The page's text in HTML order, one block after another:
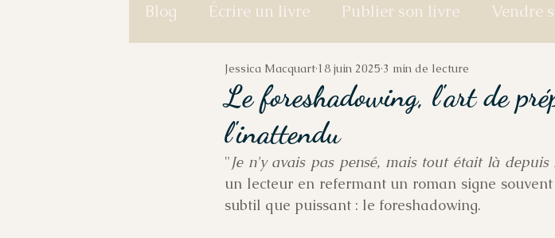
Blog Écrire un livre Publier son livre Vendre
Le foreshadowing, l'art de
l'inattendu
Jessica Macquart 18 juin 2025 3 min de lecture
"Je n'y avais pas pensé, mais tout était là depuis
un lecteur en refermant un roman signe
subtil que puissant : le foreshadowing.